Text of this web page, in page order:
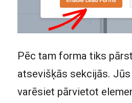
Pēc tam forma tiks
atsevišķās sekcijās.
varēsiet pārvietot